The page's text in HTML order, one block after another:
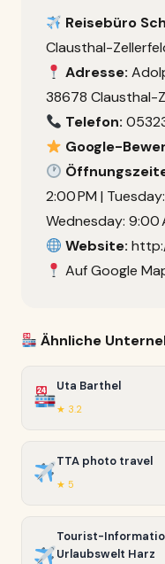
Reisebüro
Clausthal-
Adresse:
38678 Clausthal-
Telefon:
Google-
2:00 PM |
Wednesday: 9:00
Website:
Auf Google
Ähnliche
Uta Barthel
★ 3.2
TTA photo travel
★ 5
Tourist-
Urlaubswelt Harz